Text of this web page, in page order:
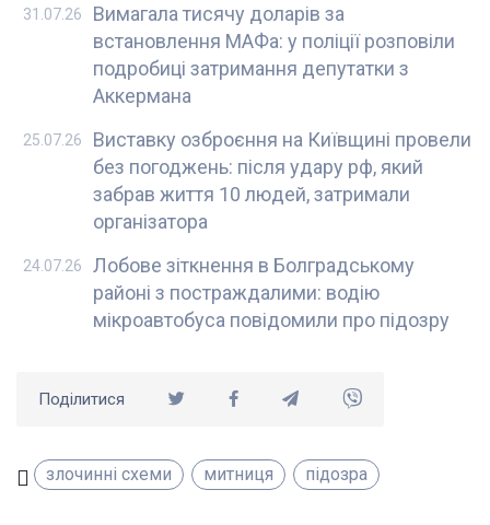
Вимагала тисячу доларів за
встановлення МАФа: у поліції розповіли
подробиці затримання депутатки з
Аккермана
31.07.26
Виставку озброєння на Київщині провели
без погоджень: після удару рф, який
забрав життя 10 людей, затримали
організатора
25.07.26
Лобове зіткнення в Болградському
районі з постраждалими: водію
мікроавтобуса повідомили про підозру
24.07.26
Поділитися
злочинні схеми митниця підозра